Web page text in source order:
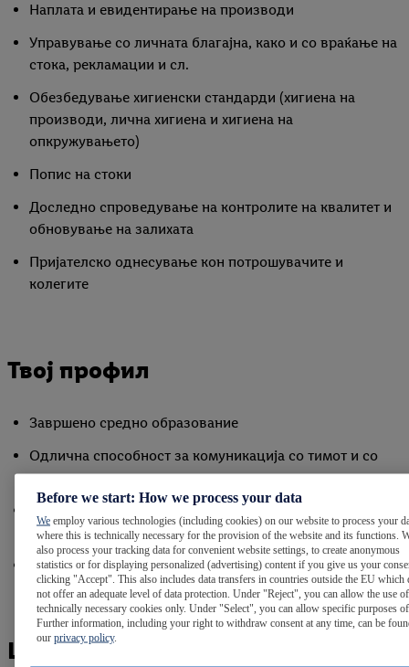
Наплата и евидентирање на производи
Управување со личната благајна, како и со враќање на
стока, рекламации и сл.
Обезбедување хигиенски стандарди (хигиена на
производи, лична хигиена и хигиена на
опкружувањето)
Попис на стоки
Доследно спроведување на контролите на квалитет и
обновување на залихата
Пријателско однесување кон потрошувачите и
колегите
Твој профил
Завршено средно образование
Одлична способност за комуникација со тимот и со
клиентите
Способност за работа во динамично опкружување и
посветеност на постигнување резултати
Позитивен став при промена на приоритети
Што нудиме
Before we start: How we process your data
We employ various technologies (including cookies) on our website to process your
where this is technically necessary for the provision of the website and its functions.
also process your tracking data for convenient website settings, to create anonymous
statistics or for displaying personalized (advertising) content if you give us your
clicking "Accept". This also includes data transfers in countries outside the EU which
not offer an adequate level of data protection. Under "Reject", you can allow the use of
technically necessary cookies only. Under "Select", you can allow specific purposes
Further information, including your right to withdraw consent at any time, can be
our privacy policy.